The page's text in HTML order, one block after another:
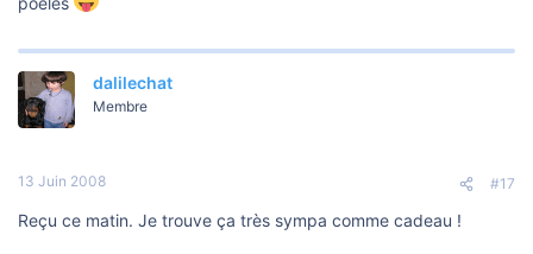
dalilechat
Membre
13 Juin 2008 #17
Reçu ce matin. Je trouve ça très sympa comme cadeau !